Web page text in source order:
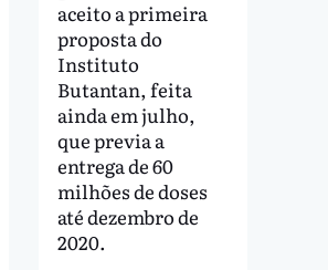
aceito a primeira
proposta do
Instituto
Butantan, feita
ainda em julho,
que previa a
entrega de 60
milhões de doses
até dezembro de
2020.